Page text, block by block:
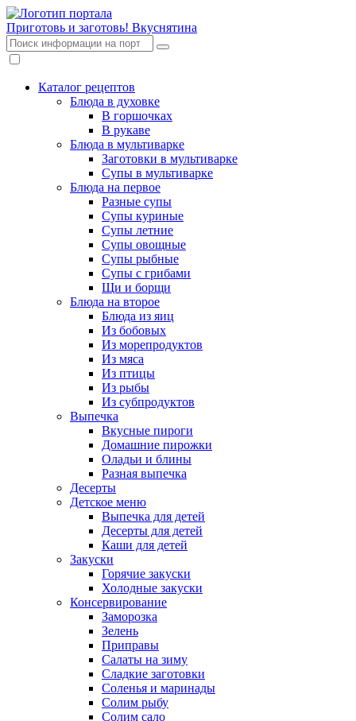
Приготовь и заготовь! Вкуснятина
Каталог рецептов
Блюда в духовке
В горшочках
В рукаве
Блюда в мультиварке
Заготовки в мультиварке
Супы в мультиварке
Блюда на первое
Разные супы
Супы куриные
Супы летние
Супы овощные
Супы рыбные
Супы с грибами
Щи и борщи
Блюда на второе
Блюда из яиц
Из бобовых
Из морепродуктов
Из мяса
Из птицы
Из рыбы
Из субпродуктов
Выпечка
Вкусные пироги
Домашние пирожки
Оладьи и блины
Разная выпечка
Десерты
Детское меню
Выпечка для детей
Десерты для детей
Каши для детей
Закуски
Горячие закуски
Холодные закуски
Консервирование
Заморозка
Зелень
Приправы
Салаты на зиму
Сладкие заготовки
Соленья и маринады
Солим рыбу
Солим сало